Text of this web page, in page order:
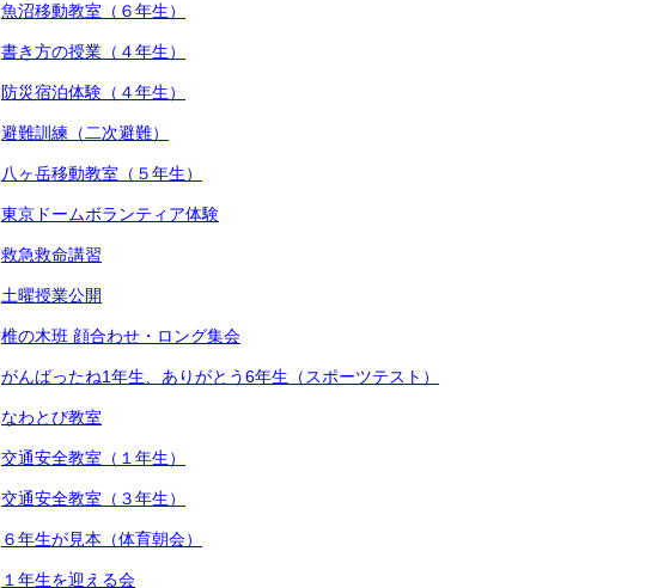
魚沼移動教室（６年生）
書き方の授業（４年生）
防災宿泊体験（４年生）
避難訓練（二次避難）
八ヶ岳移動教室（５年生）
東京ドームボランティア体験
救急救命講習
土曜授業公開
椎の木班 顔合わせ・ロング集会
がんばったね1年生、ありがとう6年生（スポーツテスト）
なわとび教室
交通安全教室（１年生）
交通安全教室（３年生）
６年生が見本（体育朝会）
１年生を迎える会